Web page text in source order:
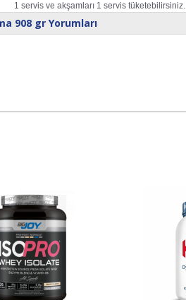
1 servis ve akşamları 1 servis tüketebilirsiniz.
908 gr Yorumları